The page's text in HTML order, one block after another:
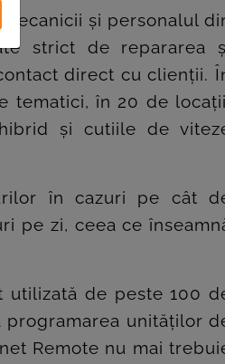
și personalul
strict de repararea
direct cu clienții.
tematici, în 20 de
și cutiile de
în cazuri pe cât
pe zi, ceea ce
utilizată de peste 100
unităților
Remote nu mai